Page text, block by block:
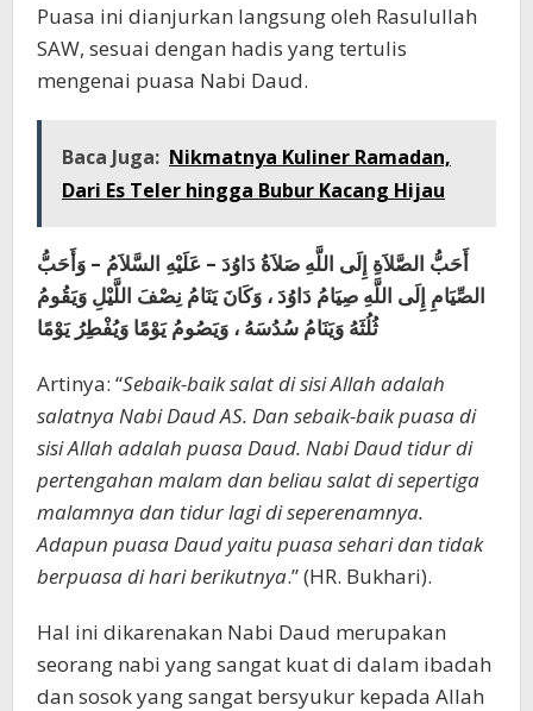
Puasa ini dianjurkan langsung oleh Rasulullah
SAW, sesuai dengan hadis yang tertulis
mengenai puasa Nabi Daud.
Baca Juga: Nikmatnya Kuliner Ramadan,
Dari Es Teler hingga Bubur Kacang Hijau
أَحَبُّ الصَّلاَةِ إِلَى اللَّهِ صَلاَةُ دَاوُدَ – عَلَيْهِ السَّلاَمُ – وَأَحَبُّ
الصِّيَامِ إِلَى اللَّهِ صِيَامُ دَاوُدَ ، وَكَانَ يَنَامُ نِصْفَ اللَّيْلِ وَيَقُومُ
ثُلُثَهُ وَيَنَامُ سُدُسَهُ ، وَيَصُومُ يَوْمًا وَيُفْطِرُ يَوْمًا
Artinya: “Sebaik-baik salat di sisi Allah adalah
salatnya Nabi Daud AS. Dan sebaik-baik puasa di
sisi Allah adalah puasa Daud. Nabi Daud tidur di
pertengahan malam dan beliau salat di sepertiga
malamnya dan tidur lagi di seperenamnya.
Adapun puasa Daud yaitu puasa sehari dan tidak
berpuasa di hari berikutnya.” (HR. Bukhari).
Hal ini dikarenakan Nabi Daud merupakan
seorang nabi yang sangat kuat di dalam ibadah
dan sosok yang sangat bersyukur kepada Allah